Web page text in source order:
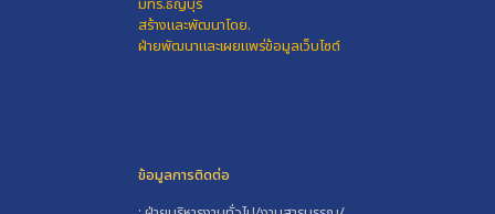
สร้างและพัฒนาโดย.
ฝ่ายพัฒนาและเผยแพร่ข้อมูลเว็บไซต์
ข้อมูลการติดต่อ